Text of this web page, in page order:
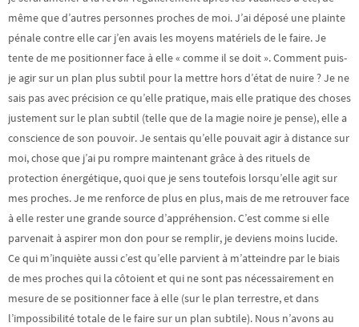
même que d’autres personnes proches de moi. J’ai déposé une plainte
pénale contre elle car j’en avais les moyens matériels de le faire. Je
tente de me positionner face à elle « comme il se doit ». Comment puis-
je agir sur un plan plus subtil pour la mettre hors d’état de nuire ? Je ne
sais pas avec précision ce qu’elle pratique, mais elle pratique des choses
justement sur le plan subtil (telle que de la magie noire je pense), elle a
conscience de son pouvoir. Je sentais qu’elle pouvait agir à distance sur
moi, chose que j’ai pu rompre maintenant grâce à des rituels de
protection énergétique, quoi que je sens toutefois lorsqu’elle agit sur
mes proches. Je me renforce de plus en plus, mais de me retrouver face
à elle rester une grande source d’appréhension. C’est comme si elle
parvenait à aspirer mon don pour se remplir, je deviens moins lucide.
Ce qui m’inquiète aussi c’est qu’elle parvient à m’atteindre par le biais
de mes proches qui la côtoient et qui ne sont pas nécessairement en
mesure de se positionner face à elle (sur le plan terrestre, et dans
l’impossibilité totale de le faire sur un plan subtile). Nous n’avons au